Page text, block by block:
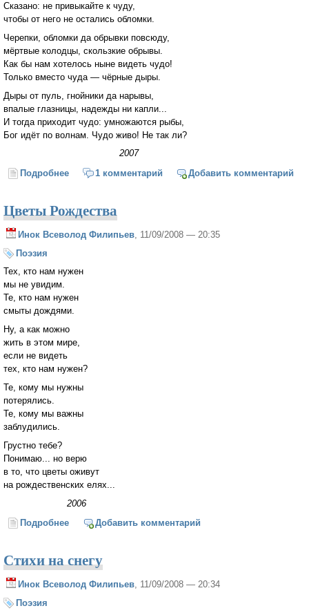
Сказано: не привыкайте к чуду,
чтобы от него не остались обломки.
Черепки, обломки да обрывки повсюду,
мёртвые колодцы, скользкие обрывы.
Как бы нам хотелось ныне видеть чудо!
Только вместо чуда — чёрные дыры.
Дыры от пуль, гнойники да нарывы,
впалые глазницы, надежды ни капли...
И тогда приходит чудо: умножаются рыбы,
Бог идёт по волнам. Чудо живо! Не так ли?
2007
Подробнее о И тогда...1 комментарий Добавить комментарий
Цветы Рождества
Инок Всеволод Филипьев , 11/09/2008 — 20:35
Поэзия
Тех, кто нам нужен
мы не увидим.
Те, кто нам нужен
смыты дождями.
Ну, а как можно
жить в этом мире,
если не видеть
тех, кто нам нужен?
Те, кому мы нужны
потерялись.
Те, кому мы важны
заблудились.
Грустно тебе?
Понимаю... но верю
в то, что цветы оживут
на рождественских елях...
2006
Подробнее о Цветы Рождества
Добавить комментарий
Стихи на снегу
Инок Всеволод Филипьев, 11/09/2008 — 20:34
Поэзия